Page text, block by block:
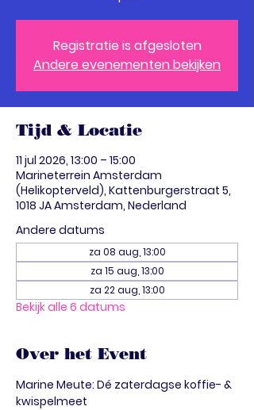
Registratie is afgesloten
Andere evenementen bekijken
Tijd & Locatie
11 jul 2026, 13:00 – 15:00
Marineterrein Amsterdam
(Helikopterveld), Kattenburgerstraat 5,
1018 JA Amsterdam, Nederland
Andere datums
za 08 aug, 13:00
za 15 aug, 13:00
za 22 aug, 13:00
Bekijk alle 6 datums
Over het Event
Marine Meute: Dé zaterdagse koffie- &
kwispelmeet